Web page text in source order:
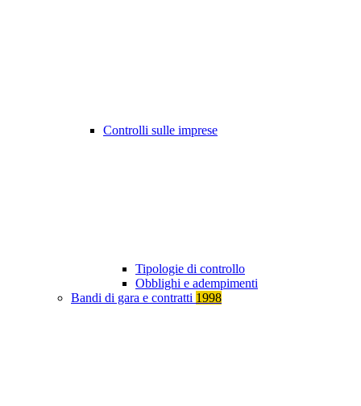
Controlli sulle imprese
Tipologie di controllo
Obblighi e adempimenti
Bandi di gara e contratti 1998